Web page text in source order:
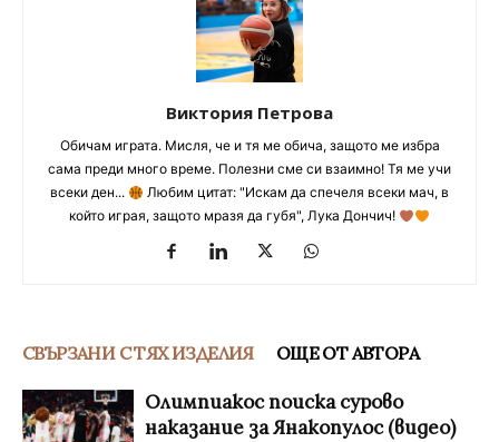
Виктория Петрова
Обичам играта. Мисля, че и тя ме обича, защото ме избра
сама преди много време. Полезни сме си взаимно! Тя ме учи
всеки ден...
Любим цитат: "Искам да спечеля всеки мач, в
който играя, защото мразя да губя", Лука Дончич!
СВЪРЗАНИ С ТЯХ ИЗДЕЛИЯ ОЩЕ ОТ АВТОРА
Олимпиакос поиска сурово
наказание за Янакопулос (видео)